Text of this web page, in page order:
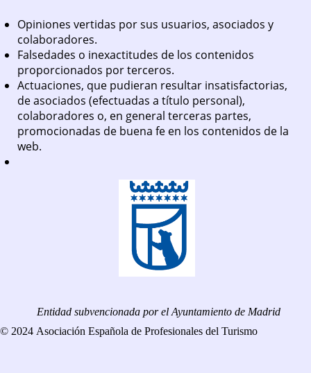
Opiniones vertidas por sus usuarios, asociados y
colaboradores.
Falsedades o inexactitudes de los contenidos
proporcionados por terceros.
Actuaciones, que pudieran resultar insatisfactorias,
de asociados (efectuadas a título personal),
colaboradores o, en general terceras partes,
promocionadas de buena fe en los contenidos de la
web.
Entidad subvencionada por el Ayuntamiento de Madrid
© 2024 Asociación Española de Profesionales del Turismo